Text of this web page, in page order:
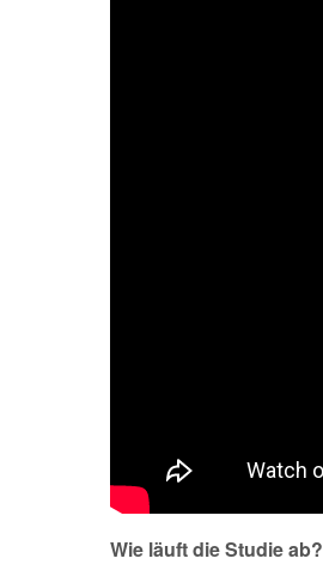
Wie läuft die Studie ab?